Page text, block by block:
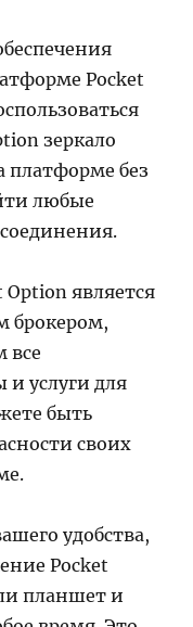
Pocket
зеркало
платформе без
любые
Option является
брокером,
все
услуги для
быть
своих
удобства,
Pocket
планшет и